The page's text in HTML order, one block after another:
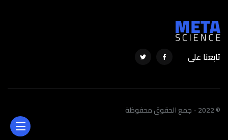
تابعنا على
© 2022 - جمع الحقوق محفوظة